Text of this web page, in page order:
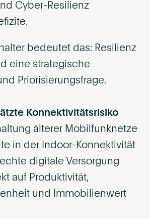
Cyber-Resilienz
bedeutet das: Resilienz
eine strategische
Priorisierungsfrage.
Konnektivitätsrisiko
älterer Mobilfunknetze
in der Indoor-Konnektivität
digitale Versorgung
auf Produktivität,
und Immobilienwert